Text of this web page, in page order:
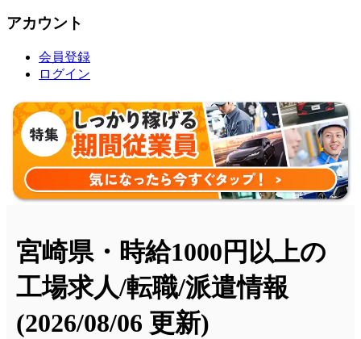
アカウント
会員登録
ログイン
宮崎県・時給1000円以上の
工場求人/転職/派遣情報
(2026/08/06 更新)